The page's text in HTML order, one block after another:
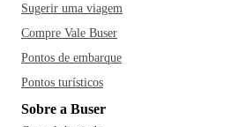
Sugerir uma viagem
Compre Vale Buser
Pontos de embarque
Pontos turísticos
Sobre a Buser